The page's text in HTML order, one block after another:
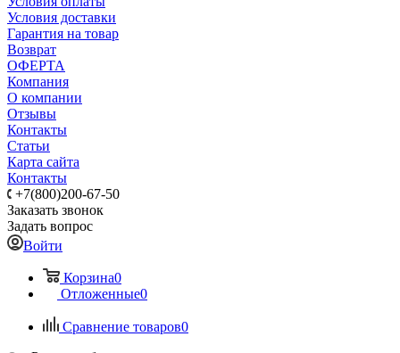
Условия доставки
Гарантия на товар
Возврат
ОФЕРТА
Компания
О компании
Отзывы
Контакты
Статьи
Карта сайта
Контакты
+7(800)200-67-50
Заказать звонок
Задать вопрос
Войти
Корзина0
Отложенные0
Сравнение товаров0